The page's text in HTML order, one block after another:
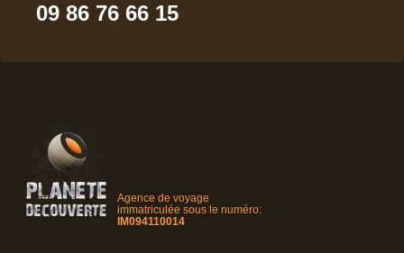
09 86 76 66 15
Agence de voyage
immatriculée sous le numéro:
IM094110014